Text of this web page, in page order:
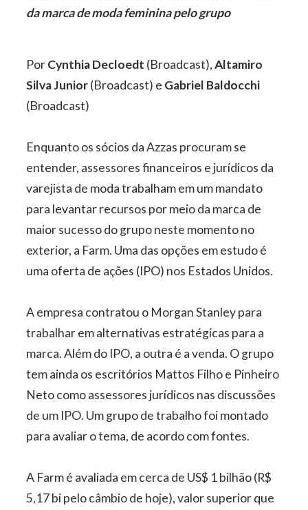
da marca de moda feminina pelo grupo
PorCynthia Decloedt (Broadcast),Altamiro
Silva Junior(Broadcast) e Gabriel Baldocchi
(Broadcast)
Enquanto os sócios da Azzas procuram se
entender, assessores financeiros e jurídicos da
varejista de moda trabalham em um mandato
para levantar recursos por meio da marca de
maior sucesso do grupo neste momento no
exterior, a Farm. Uma das opções em estudo é
uma oferta de ações (IPO) nos Estados Unidos.
A empresa contratou o Morgan Stanley para
trabalhar em alternativas estratégicas para a
marca. Além do IPO, a outra é a venda. O grupo
tem ainda os escritórios Mattos Filho e Pinheiro
Neto como assessores jurídicos nas discussões
de um IPO. Um grupo de trabalho foi montado
para avaliar o tema, de acordo com fontes.
A Farm é avaliada em cerca de US$ 1 bilhão (R$
5,17 bi pelo câmbio de hoje), valor superior que